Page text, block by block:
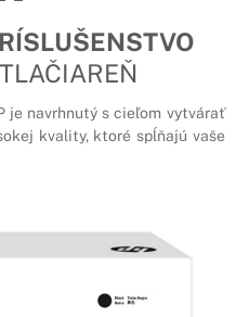
je navrhnutý s cieľom vytvárať
kvality, ktoré spĺňajú vaše